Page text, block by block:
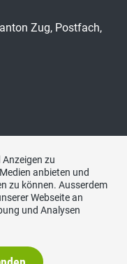
Zug, Postfach,
zu
anbieten und
zu können. Ausserdem
Webseite an
und Analysen